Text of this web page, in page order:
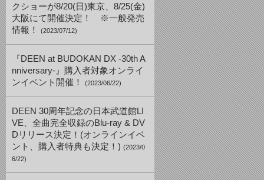
クショーが8/20(日)東京、8/25(金)
大阪にて開催決定！ ※一般発売
情報！
(2023/07/12)
『DEEN at BUDOKAN DX -30th A
nniversary-』購入者対象オンライ
ンイベント開催！
(2023/06/22)
DEEN 30周年記念の日本武道館LI
VE、全曲完全収録のBlu-ray & DV
Dリリース決定！(オンラインイベ
ント、購入者特典も決定！) (2023/0
6/22)